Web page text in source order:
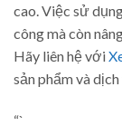
cao. Việc sử
công mà còn
Hãy liên hệ với
sản phẩm và
“`